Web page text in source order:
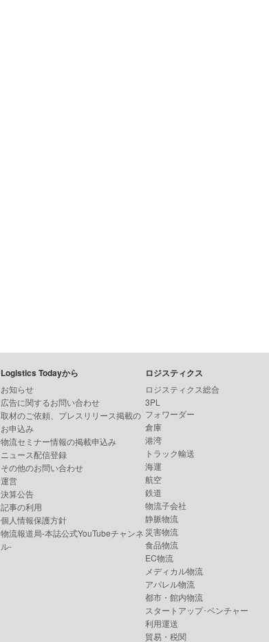
Logistics Todayから
お知らせ
広告に関するお問い合わせ
取材のご依頼、プレスリリース掲載の
お申込み
物流セミナー情報の掲載申込み
ニュース配信登録
その他のお問い合わせ
運営
決算公告
記事の利用
個人情報保護方針
物流報道局-本誌公式YouTubeチャンネ
ル-
ロジスティクス
ロジスティクス総合
3PL
フォワーダー
倉庫
港湾
トラック輸送
海運
航空
鉄道
物流子会社
静脈物流
災害物流
食品物流
EC物流
メディカル物流
アパレル物流
都市・館内物流
スタートアップ･ベンチャー
利用運送
貿易・税関